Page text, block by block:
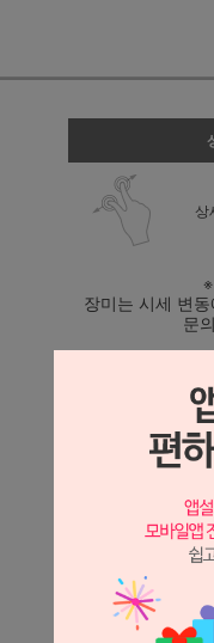
상
장미는 시세 변
문